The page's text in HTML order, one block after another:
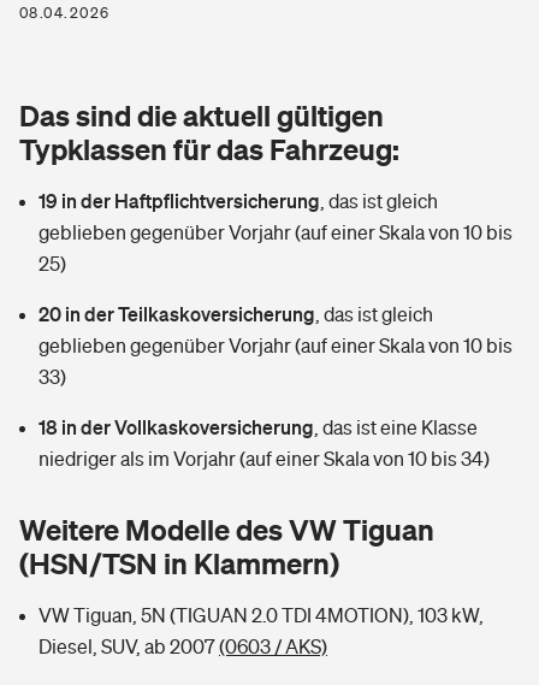
Zur Übersicht
Tools
Wer versichert was: Jetzt Versicherer finden
Sie haben Fragen?
Glasversicherung
Mietkautionsversicherung
Restkreditversicherung
Zur Übersicht
Tools
Hochwasser-Check: Wie gefährdet ist Ihr Haus?
Sie haben Fragen?
Kinderunfall­ver­si­che­rung
Kinderinvalidität
Hundehalter-Haftpflicht
Handyversicherung
Private Cyberversicherung
Zur Übersicht
Private Krankenversicherung
Dread-Disease-Versicherung
Tierkrankenversicherung
Zur Übersicht
Tools
Wer versichert was: Jetzt Versicherer finden
Rentenrechner: Wie viel Geld bekomme ich im Alter?
08.04.2026
Das sind die aktuell gültigen
Typklassen für das Fahrzeug:
19 in der Haftpflichtversicherung das ist gleich
geblieben gegenüber Vorjahr (auf einer Skala von 10 bis
25)
20 in der Teilkaskoversicherung das ist gleich
geblieben gegenüber Vorjahr (auf einer Skala von 10 bis
33)
18 in der Vollkaskoversicherung das ist eine Klasse
niedriger als im Vorjahr (auf einer Skala von 10 bis 34)
Weitere Modelle des VW Tiguan
(HSN/TSN in Klammern)
VW Tiguan, 5N (TIGUAN 2.0 TDI 4MOTION), 103 kW,
Diesel, SUV, ab 2007(0603 / AKS)